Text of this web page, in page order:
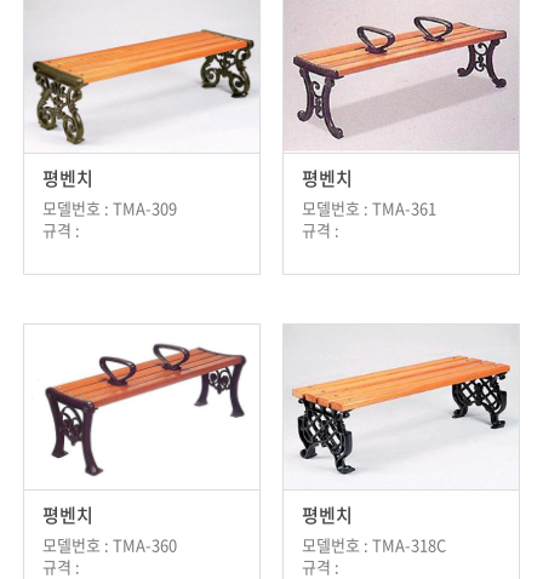
평벤치
모델번호 : TMA-309
규격 :
평벤치
모델번호 : TMA-361
규격 :
평벤치
모델번호 : TMA-360
규격 :
평벤치
모델번호 : TMA-318C
규격 :